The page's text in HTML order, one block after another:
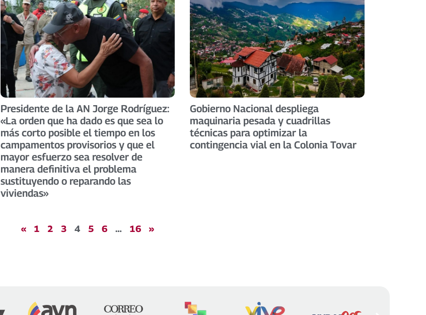
Presidente de la AN Jorge Rodríguez:
«La orden que ha dado es que sea lo
más corto posible el tiempo en los
campamentos provisorios y que el
mayor esfuerzo sea resolver de
manera definitiva el problema
sustituyendo o reparando las
viviendas» ​
Gobierno Nacional despliega
maquinaria pesada y cuadrillas
técnicas para optimizar la
contingencia vial en la Colonia Tovar ​
« 1 2 3 4 5 6 … 16 »